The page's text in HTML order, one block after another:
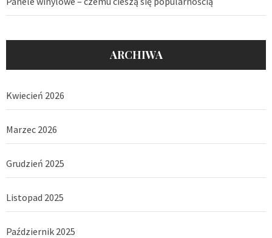
ARCHIWA
Kwiecień 2026
Marzec 2026
Grudzień 2025
Listopad 2025
Październik 2025